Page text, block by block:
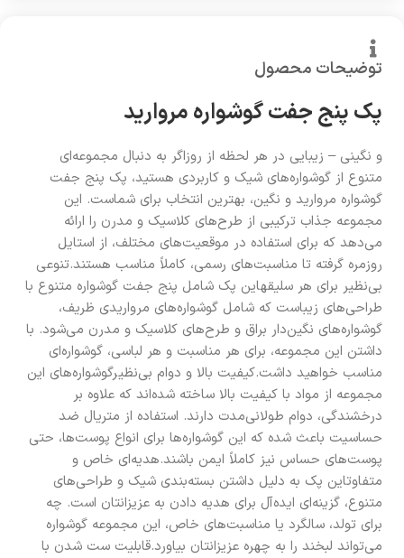
توضیحات محصول
پک پنج جفت گوشواره مروارید
و نگینی – زیبایی در هر لحظه از روزاگر به دنبال مجموعه‌ای
متنوع از گوشواره‌های شیک و کاربردی هستید، پک پنج جفت
گوشواره مروارید و نگین، بهترین انتخاب برای شماست. این
مجموعه جذاب ترکیبی از طرح‌های کلاسیک و مدرن را ارائه
می‌دهد که برای استفاده در موقعیت‌های مختلف، از استایل
روزمره گرفته تا مناسبت‌های رسمی، کاملاً مناسب هستند.تنوعی
بی‌نظیر برای هر سلیقهاین پک شامل پنج جفت گوشواره متنوع با
طراحی‌های زیباست که شامل گوشواره‌های مرواریدی ظریف،
گوشواره‌های نگین‌دار براق و طرح‌های کلاسیک و مدرن می‌شود. با
داشتن این مجموعه، برای هر مناسبت و هر لباسی، گوشواره‌ای
مناسب خواهید داشت.کیفیت بالا و دوام بی‌نظیرگوشواره‌های این
مجموعه از مواد با کیفیت بالا ساخته شده‌اند که علاوه بر
درخشندگی، دوام طولانی‌مدت دارند. استفاده از متریال ضد
حساسیت باعث شده که این گوشواره‌ها برای انواع پوست‌ها، حتی
پوست‌های حساس نیز کاملاً ایمن باشند.هدیه‌ای خاص و
متفاوتاین پک به دلیل داشتن بسته‌بندی شیک و طراحی‌های
متنوع، گزینه‌ای ایده‌آل برای هدیه دادن به عزیزانتان است. چه
برای تولد، سالگرد یا مناسبت‌های خاص، این مجموعه گوشواره
می‌تواند لبخند را به چهره عزیزانتان بیاورد.قابلیت ست شدن با